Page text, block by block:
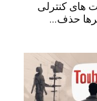
های کنترلی
حذف...